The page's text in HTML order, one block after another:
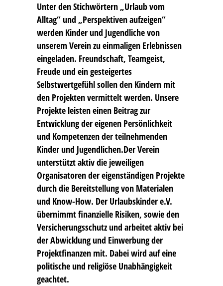
Unter den Stichwörtern „Urlaub vom
Alltag“ und „Perspektiven aufzeigen“
werden Kinder und Jugendliche von
unserem Verein zu einmaligen Erlebnissen
eingeladen. Freundschaft, Teamgeist,
Freude und ein gesteigertes
Selbstwertgefühl sollen den Kindern mit
den Projekten vermittelt werden. Unsere
Projekte leisten einen Beitrag zur
Entwicklung der eigenen Persönlichkeit
und Kompetenzen der teilnehmenden
Kinder und Jugendlichen.Der Verein
unterstützt aktiv die jeweiligen
Organisatoren der eigenständigen Projekte
durch die Bereitstellung von Materialen
und Know-How. Der Urlaubskinder e.V.
übernimmt finanzielle Risiken, sowie den
Versicherungsschutz und arbeitet aktiv bei
der Abwicklung und Einwerbung der
Projektfinanzen mit. Dabei wird auf eine
politische und religiöse Unabhängigkeit
geachtet.